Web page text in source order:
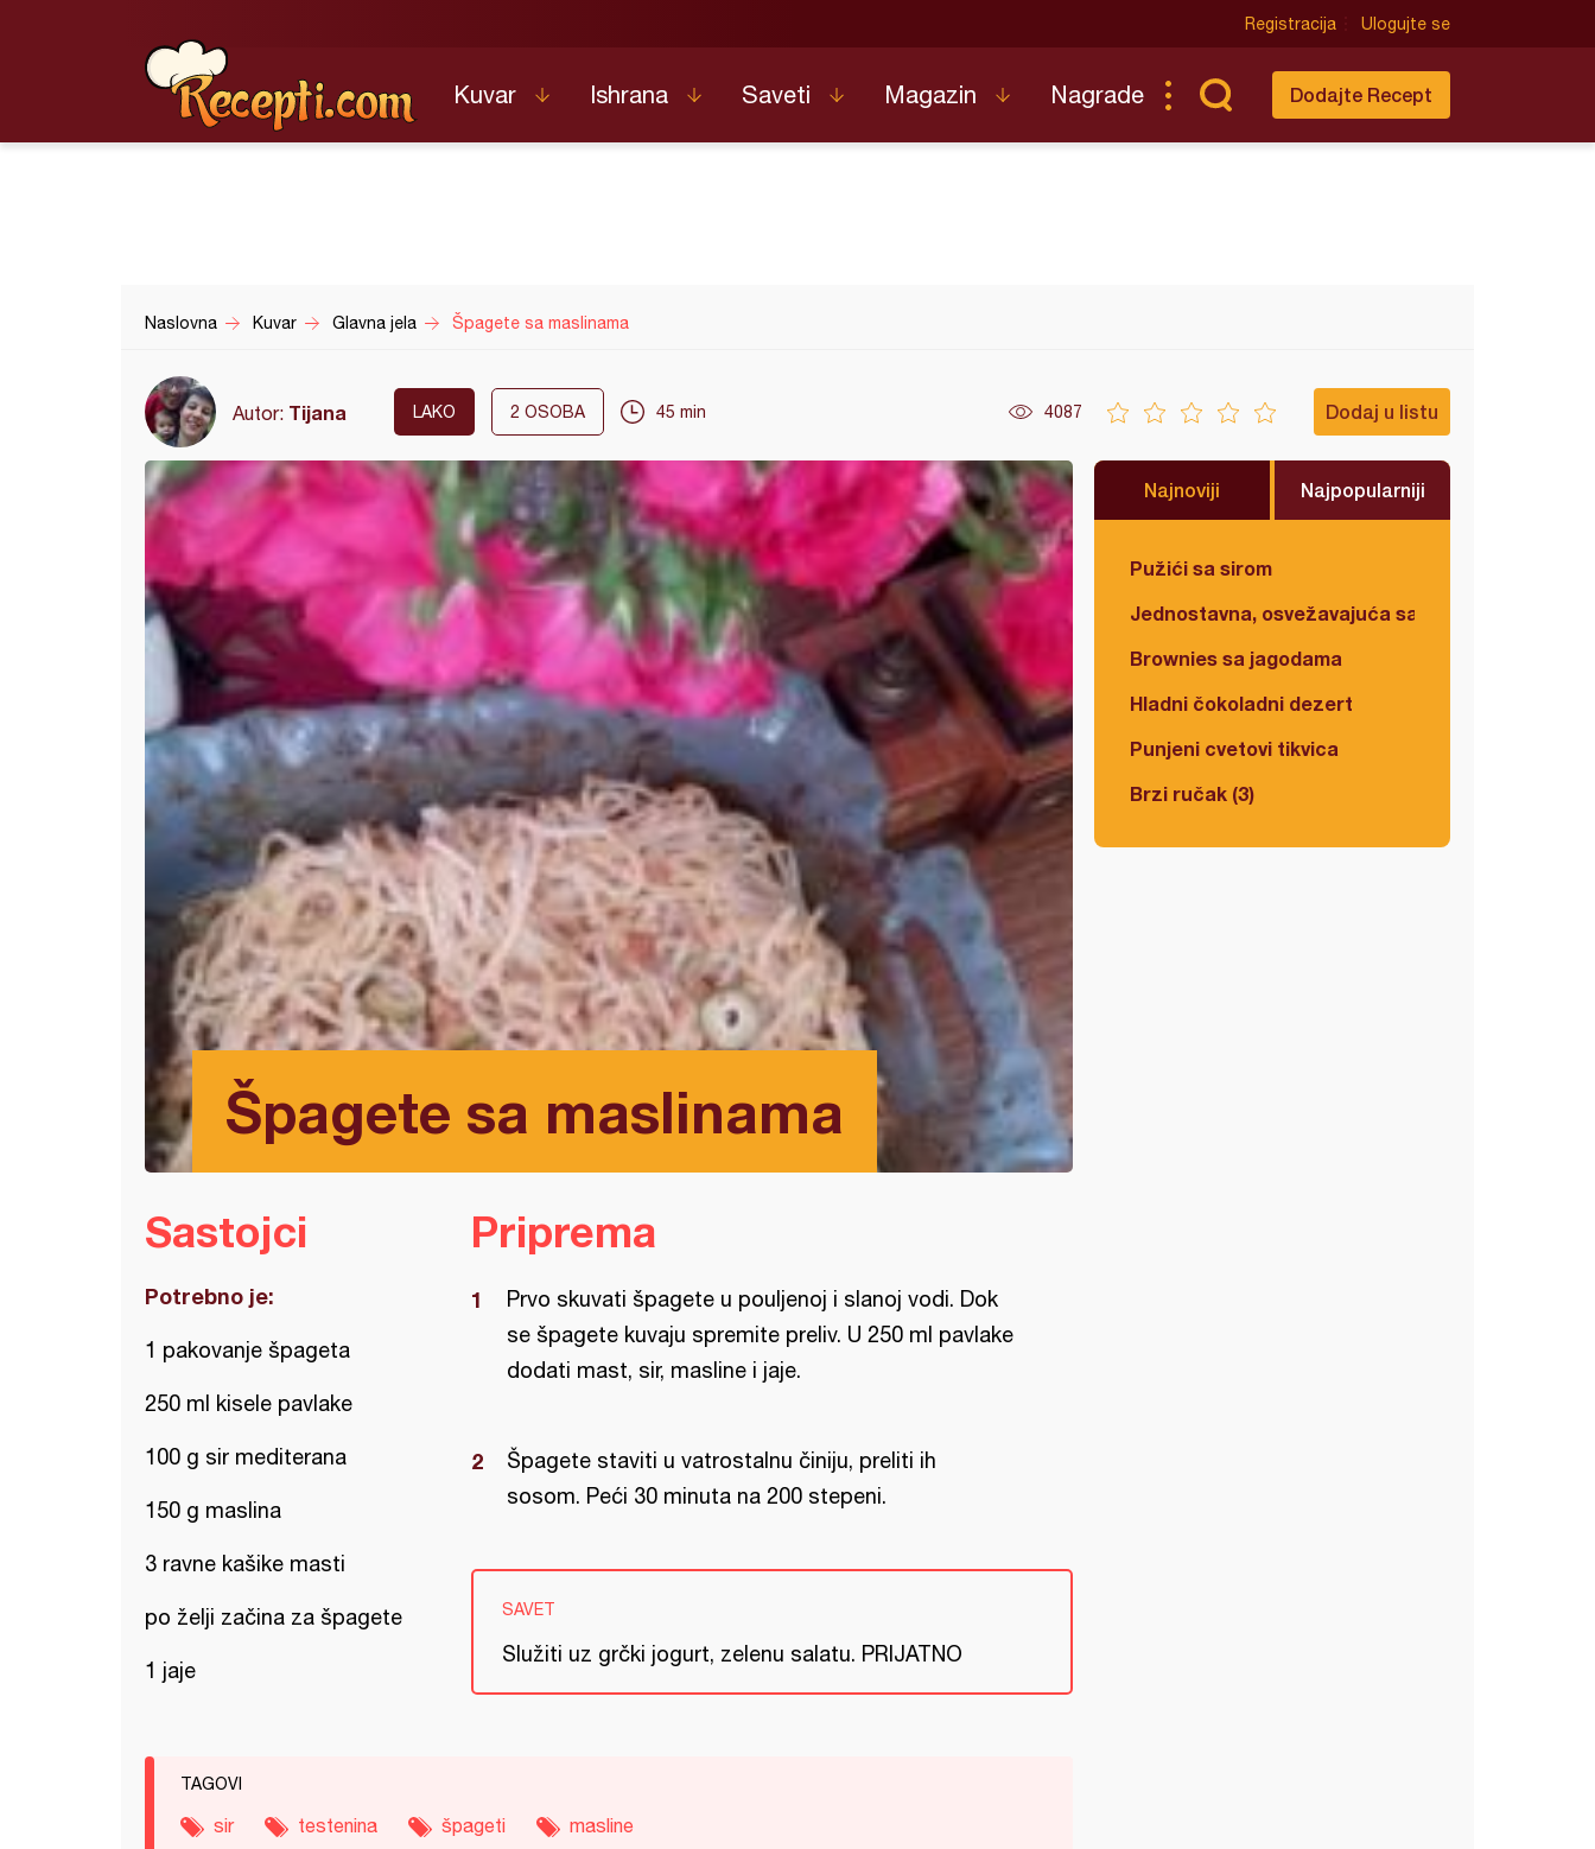
Registracija Ulogujte se
Kuvar Ishrana Saveti Magazin Nagrade Dodajte Recept
Naslovna Kuvar Glavna jela Špagete sa maslinama
Autor: Tijana LAKO 2 OSOBA 45 min 4087 Dodaj u listu
Špagete sa maslinama
Najnoviji Najpopularniji
Pužići sa sirom
Jednostavna, osvežavajuća salata
Brownies sa jagodama
Hladni čokoladni dezert
Punjeni cvetovi tikvica
Brzi ručak (3)
Sastojci
Potrebno je:
1 pakovanje špageta
250 ml kisele pavlake
100 g sir mediterana
150 g maslina
3 ravne kašike masti
po želji začina za špagete
1 jaje
Priprema
Prvo skuvati špagete u pouljenoj i slanoj vodi. Dok
se špagete kuvaju spremite preliv. U 250 ml pavlake
dodati mast, sir, masline i jaje.
Špagete staviti u vatrostalnu činiju, preliti ih
sosom. Peći 30 minuta na 200 stepeni.
SAVET
Služiti uz grčki jogurt, zelenu salatu. PRIJATNO
TAGOVI
sir testenina špageti masline